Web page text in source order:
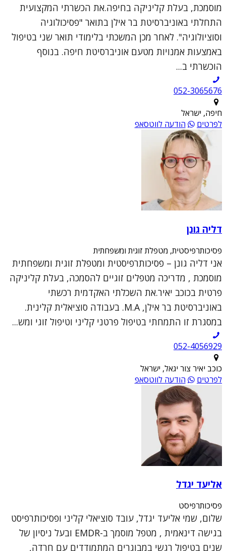
מוסמכת, בעלת קליניקה בחיפה.את הכשרתי המקצועית
התחלתי באוניברסיטת בר אילן בתואר "פסיכולוגיה
וסוציולוגיה". לאחר מכן המשכתי בלימודי תואר שני בטיפול
באמצעות אמנויות מטעם אוניברסיטת חיפה. בנוסף
הוכשרתי ב...
052-3065676
חיפה, ישראל
לפרטים
הודעה לווטסאפ
דליה גונן
פסיכותרפיסטית, מטפלת זוגית ומשפחתית
אני דליה גונן – פסיכותרפיסטית ומטפלת זוגית ומשפחתית
מוסמכת , מדריכה מטפלים זוגיים להסמכה, בעלת קליניקה
פרטית בכוכב יאיר.את השכלתי האקדמית רכשתי
באוניברסיטת בר אילן, M.A. בעבודה סוציאלית קלינית.
במסגרת זו התמחתי בטיפול פרטני קליני וטיפול זוגי ומש...
052-4056929
כוכב יאיר צור יגאל, ישראל
לפרטים
הודעה לווטסאפ
אליעד יגדל
פסיכותרפיסט
שלום, שמי אליעד יגדל, עובד סוציאלי קליני ופסיכותרפיסט
בגישה דינאמית , מטפל מוסמך ב-EMDR ובעל ניסיון של
שנים בטיפול רגשי במבוגרים המתמודדים עם חרדה,